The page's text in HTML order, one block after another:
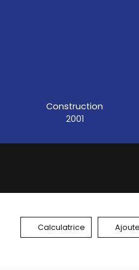
Construction
2001
Calculatrice